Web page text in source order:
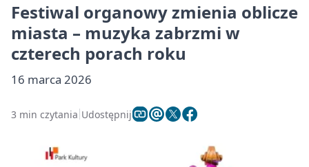
Festiwal organowy zmienia oblicze
miasta – muzyka zabrzmi w
czterech porach roku
16 marca 2026
3 min czytania Udostępnij